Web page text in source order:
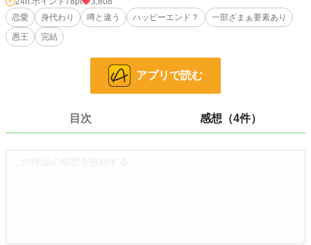
しかしいざ対面してみると、なんだか噂とは違うような…
12,426 位 / 228,619 件
5,505 位 / 66,320 件
恋愛
身代わり 噂と違う ハッピーエンド？
一部ざまぁ要素あり
愚王
完結
アプリで読む
目次 感想（4件）